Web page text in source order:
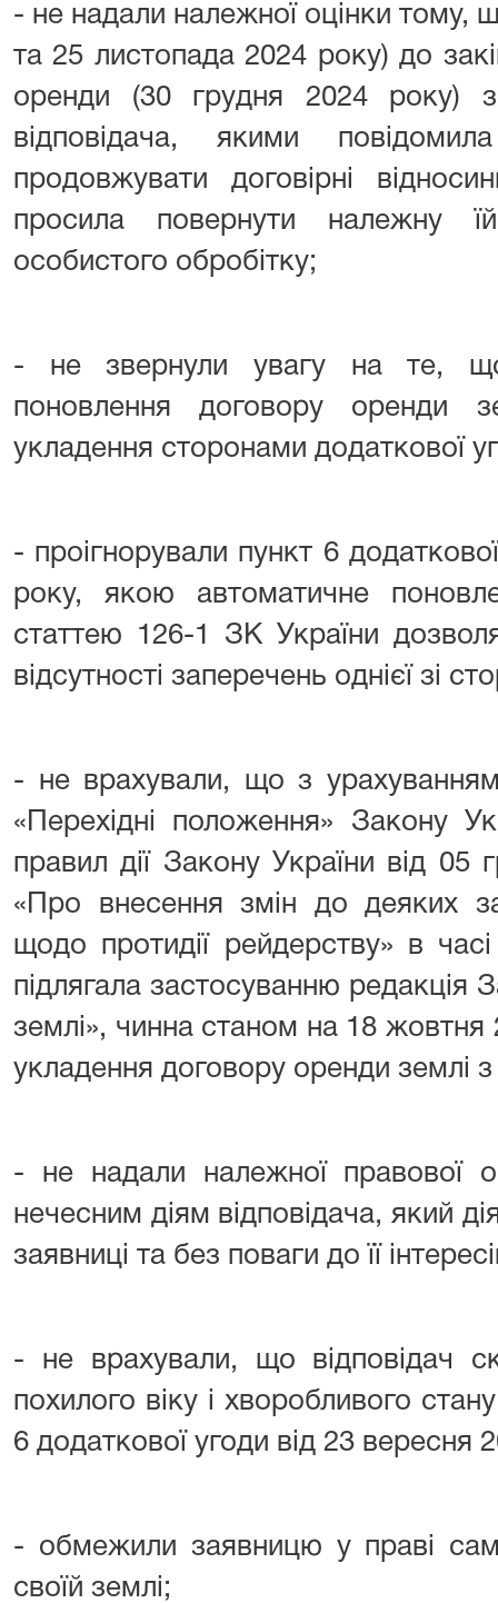
- не надали належної оцінки тому,
та 25 листопада 2024 року) до
оренди (30 грудня 2024 року)
відповідача, якими
продовжувати договірні
просила повернути належну
особистого обробітку;
- не звернули увагу на те,
поновлення договору оренди
укладення сторонами додаткової
- проігнорували пункт 6
року, якою автоматичне
статтею 126-1 ЗК України
відсутності заперечень однієї зі
- не врахували, що з
«Перехідні положення» Закону
правил дії Закону України від
«Про внесення змін до деяких
щодо протидії рейдерству» в
підлягала застосуванню редакція
землі», чинна станом на 18
укладення договору оренди землі
- не надали належної правової
нечесним діям відповідача, який
заявниці та без поваги до її
- не врахували, що відповідач
похилого віку і хворобливого
6 додаткової угоди від 23 вересня
- обмежили заявницю у праві
своїй землі;